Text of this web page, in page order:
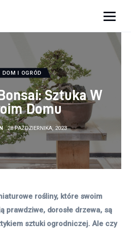
DOM I OGRÓD
Sztuka W
Domu
28 PAŹDZIERNIKA, 2023
rośliny, które swoim
prawdziwe, dorosłe drzewa, są
sztuki ogrodniczej. Ale czy